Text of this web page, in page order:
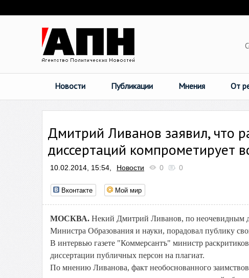
Новости Публикации Мнения От
Дмитрий Ливанов заявил, что
диссертаций компрометирует
10.02.2014, 15:54, Новости 0 0
Вконтакте Мой мир
МОСКВА. Некий Дмитрий Ливанов, по неочевидным
Министра Образования и науки, порадовал публику
В интервью газете "Коммерсантъ" министр
диссертации публичных персон на плагиат.
По мнению Ливанова, факт необоснованного